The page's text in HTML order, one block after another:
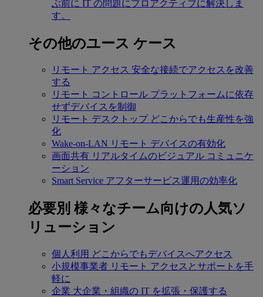
ぶ前に IT の問題にプロアクティブに解決しま
す。
その他のユース ケース
リモート アクセス 安全な接続でアクセスを改善
する
リモート コントロール プラットフォームに依存
せずデバイスを制御
リモート デスクトップ どこからでも生産性を強
化
Wake-on-LAN リモート デバイスの有効化
画面共有 リアルタイムのビジュアル コミュニケ
ーション
Smart Service アフターサービス運用の効率化
必要別 様々なチーム向けの人気ソ
リューション
個人利用 どこからでもデバイスへアクセス
小規模事業者 リモート アクセスとサポートを手
軽に
企業 大企業・組織の IT を拡張・保護する